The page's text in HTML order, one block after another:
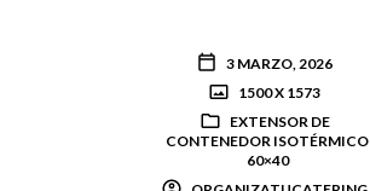
3 MARZO, 2026
1500 X 1573
EXTENSOR DE
CONTENEDOR ISOTÉRMICO
60×40